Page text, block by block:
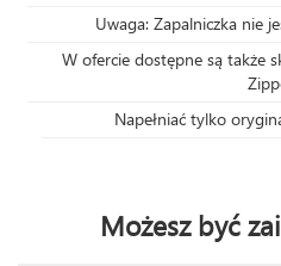
Uwaga: Zapalniczka nie
W ofercie dostępne są także
Napełniać tylko
Możesz być